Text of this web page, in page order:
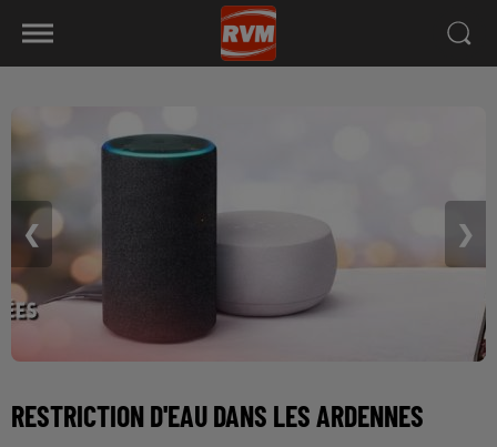
❮ ❯
RESTRICTION D'EAU DANS LES ARDENNES